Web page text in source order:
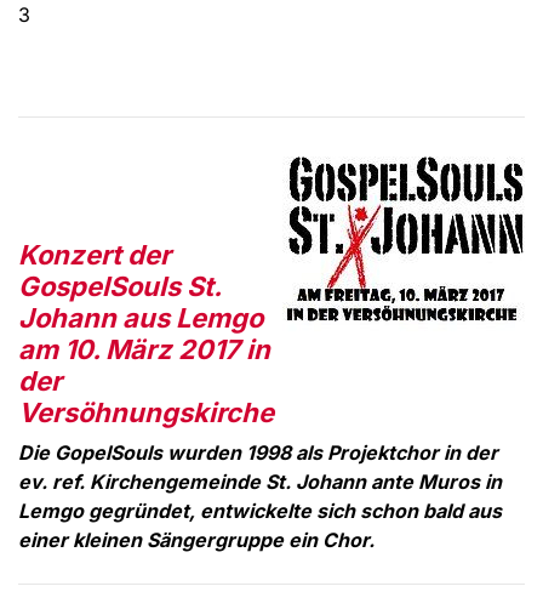
3
Konzert der
GospelSouls St.
Johann aus Lemgo
am 10. März 2017 in
der
Versöhnungskirche
Die GopelSouls wurden 1998 als Projektchor in der
ev. ref. Kirchengemeinde St. Johann ante Muros in
Lemgo gegründet, entwickelte sich schon bald aus
einer kleinen Sängergruppe ein Chor.